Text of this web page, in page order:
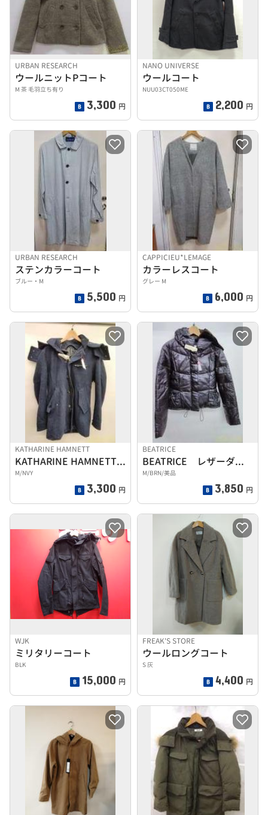
URBAN RESEARCH
ウールニットPコート
M 茶 毛羽立ち有り
3,300 円
NANO UNIVERSE
ウールコート
NUU03CT050ME
2,200 円
URBAN RESEARCH
ステンカラーコート
ブルー・M
5,500 円
CAPPICIEU*LEMAGE
カラーレスコート
グレー M
6,000 円
KATHARINE HAMNETT
KATHARINE HAMNETT ウールコート
M/NVY
3,300 円
BEATRICE
BEATRICE レザーダウンコート
M/BRN/美品
3,850 円
WJK
ミリタリーコート
BLK
15,000 円
FREAK'S STORE
ウールロングコート
S 灰
4,400 円